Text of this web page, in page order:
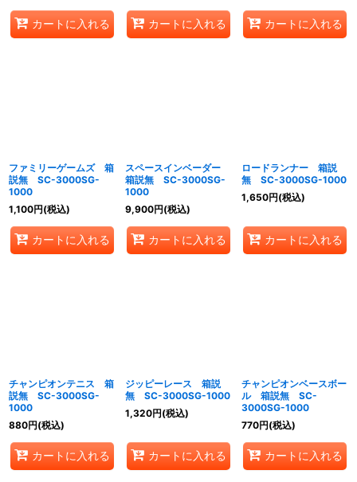
カートに入れる カートに入れる カートに入れる
ファミリーゲームズ 箱
説無 SC-3000SG-
1000
1,100円(税込)
カートに入れる
スペースインベーダー
箱説無 SC-3000SG-
1000
9,900円(税込)
カートに入れる
ロードランナー 箱説
無 SC-3000SG-1000
1,650円(税込)
カートに入れる
チャンピオンテニス 箱
説無 SC-3000SG-
1000
880円(税込)
カートに入れる
ジッピーレース 箱説
無 SC-3000SG-1000
1,320円(税込)
カートに入れる
チャンピオンベースボー
ル 箱説無 SC-
3000SG-1000
770円(税込)
カートに入れる